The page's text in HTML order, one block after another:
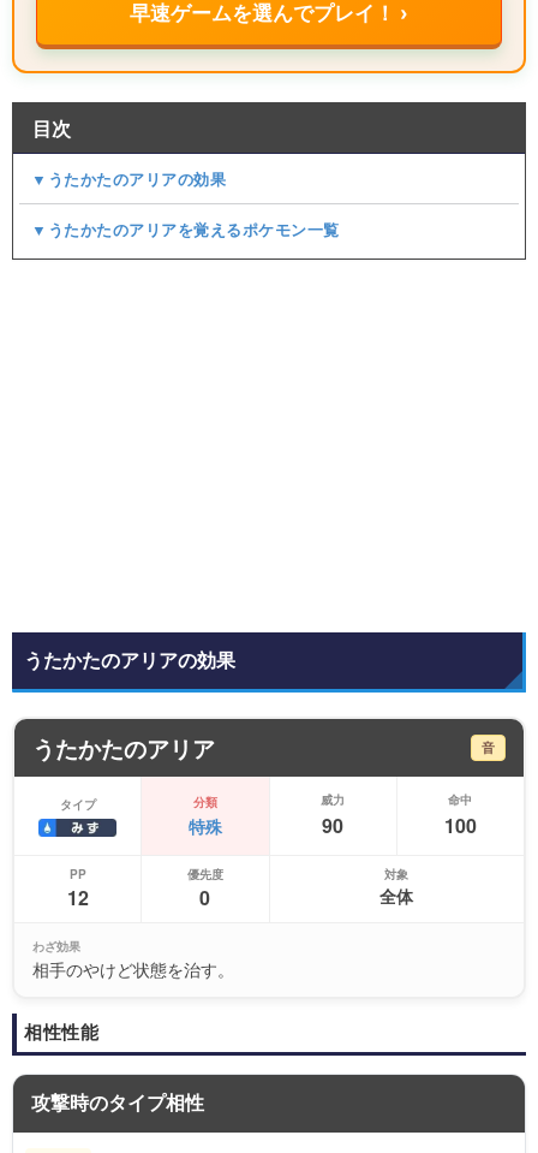
早速ゲームを選んでプレイ！ ›
目次
▼うたかたのアリアの効果
▼うたかたのアリアを覚えるポケモン一覧
うたかたのアリアの効果
うたかたのアリア 音
タイプ 分類
特殊
威力
90
命中
100
PP
12
優先度
0
対象
全体
わざ効果
相手のやけど状態を治す。
相性性能
攻撃時のタイプ相性